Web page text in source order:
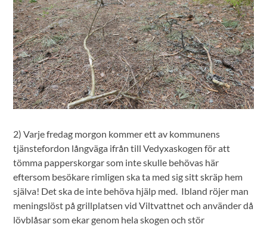
2) Varje fredag morgon kommer ett av kommunens
tjänstefordon långväga ifrån till Vedyxaskogen för att
tömma papperskorgar som inte skulle behövas här
eftersom besökare rimligen ska ta med sig sitt skräp hem
själva! Det ska de inte behöva hjälp med. Ibland röjer man
meningslöst på grillplatsen vid Viltvattnet och använder då
lövblåsar som ekar genom hela skogen och stör